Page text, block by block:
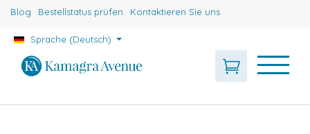
Blog Bestellstatus prüfen Kontaktieren Sie uns
Sprache (Deutsch)